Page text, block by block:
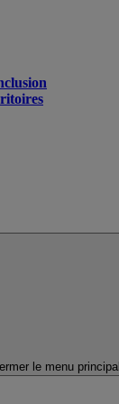
le menu principal